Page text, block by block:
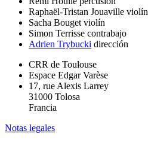
Raphaël-Tristan Jouaville violín
Sacha Bouget violín
Simon Terrisse contrabajo
Adrien Trybucki dirección
CRR de Toulouse
Espace Edgar Varèse
17, rue Alexis Larrey
31000 Tolosa
Francia
Notas legales